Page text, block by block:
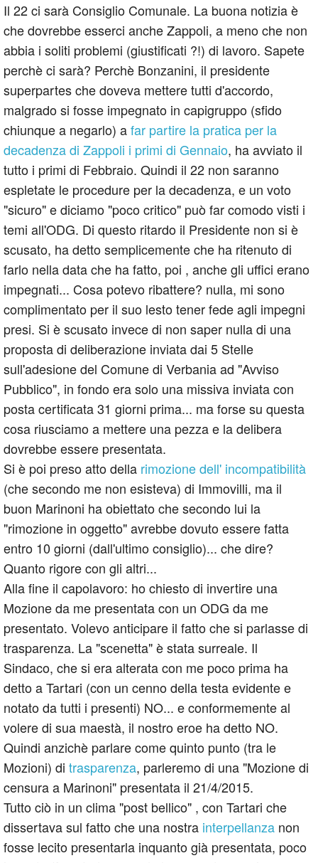
Il 22 ci sarà Consiglio Comunale. La buona notizia è
che dovrebbe esserci anche Zappoli, a meno che non
abbia i soliti problemi (giustificati ?!) di lavoro. Sapete
perchè ci sarà? Perchè Bonzanini, il presidente
superpartes che doveva mettere tutti d'accordo,
malgrado si fosse impegnato in capigruppo (sfido
chiunque a negarlo) afar partire la pratica per la
decadenza di Zappoli i primi di Gennaio, ha avviato il
tutto i primi di Febbraio. Quindi il 22 non saranno
espletate le procedure per la decadenza, e un voto
"sicuro" e diciamo "poco critico" può far comodo visti i
temi all'ODG. Di questo ritardo il Presidente non si è
scusato, ha detto semplicemente che ha ritenuto di
farlo nella data che ha fatto, poi , anche gli uffici erano
impegnati... Cosa potevo ribattere? nulla, mi sono
complimentato per il suo lesto tener fede agli impegni
presi. Si è scusato invece di non saper nulla di una
proposta di deliberazione inviata dai 5 Stelle
sull'adesione del Comune di Verbania ad "Avviso
Pubblico", in fondo era solo una missiva inviata con
posta certificata 31 giorni prima... ma forse su questa
cosa riusciamo a mettere una pezza e la delibera
dovrebbe essere presentata.
Si è poi preso atto della rimozione dell' incompatibilità
(che secondo me non esisteva) di Immovilli, ma il
buon Marinoni ha obiettato che secondo lui la
"rimozione in oggetto" avrebbe dovuto essere fatta
entro 10 giorni (dall'ultimo consiglio)... che dire?
Quanto rigore con gli altri...
Alla fine il capolavoro: ho chiesto di invertire una
Mozione da me presentata con un ODG da me
presentato. Volevo anticipare il fatto che si parlasse di
trasparenza. La "scenetta" è stata surreale. Il
Sindaco, che si era alterata con me poco prima ha
detto a Tartari (con un cenno della testa evidente e
notato da tutti i presenti) NO... e conformemente al
volere di sua maestà, il nostro eroe ha detto NO.
Quindi anzichè parlare come quinto punto (tra le
Mozioni) di trasparenza, parleremo di una "Mozione di
censura a Marinoni" presentata il 21/4/2015.
Tutto ciò in un clima "post bellico" , con Tartari che
dissertava sul fatto che una nostra interpellanza non
fosse lecito presentarla inquanto già presentata, poco